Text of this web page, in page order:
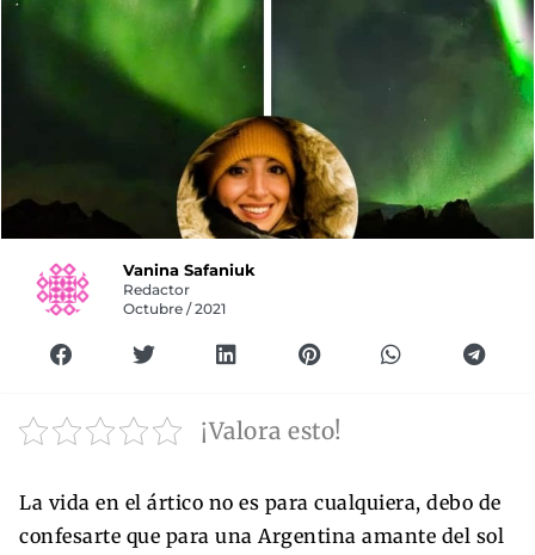
Vanina Safaniuk
Redactor
Octubre / 2021
¡Valora esto!
La vida en el ártico no es para cualquiera, debo de
confesarte que para una Argentina amante del sol